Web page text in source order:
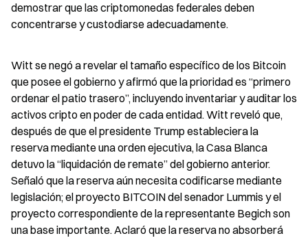
demostrar que las criptomonedas federales deben
concentrarse y custodiarse adecuadamente.
Witt se negó a revelar el tamaño específico de los Bitcoin
que posee el gobierno y afirmó que la prioridad es “primero
ordenar el patio trasero”, incluyendo inventariar y auditar los
activos cripto en poder de cada entidad. Witt reveló que,
después de que el presidente Trump estableciera la
reserva mediante una orden ejecutiva, la Casa Blanca
detuvo la “liquidación de remate” del gobierno anterior.
Señaló que la reserva aún necesita codificarse mediante
legislación; el proyecto BITCOIN del senador Lummis y el
proyecto correspondiente de la representante Begich son
una base importante. Aclaró que la reserva no absorberá